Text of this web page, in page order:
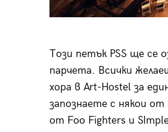
Този петък PSS ще се
парчета. Всички
хора в Art-Hostel за
запознаете с някои
от Foo Fighters и